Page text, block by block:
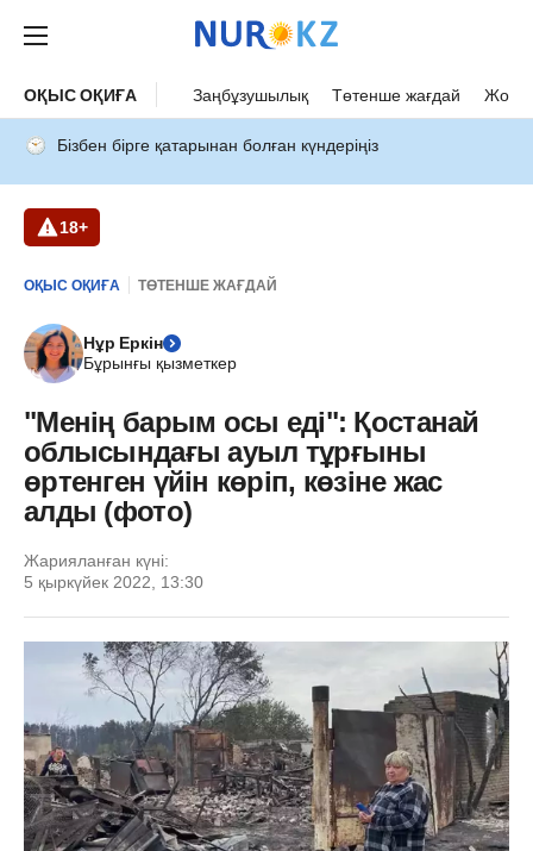
ОҚЫС ОҚИҒА Заңбұзушылық Төтенше жағдай Жол
Бізбен бірге қатарынан болған күндеріңіз
18+
ОҚЫС ОҚИҒА ТӨТЕНШЕ ЖАҒДАЙ
Нұр Еркін
Бұрынғы қызметкер
"Менің барым осы еді": Қостанай
облысындағы ауыл тұрғыны
өртенген үйін көріп, көзіне жас
алды (фото)
Жарияланған күні:
5 қыркүйек 2022, 13:30